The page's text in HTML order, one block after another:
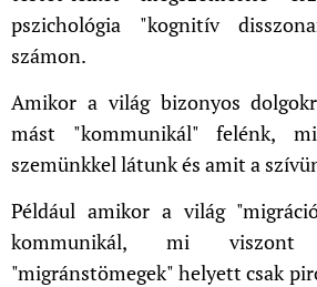
pszichológia "kognitív
számon.
Amikor a világ bizonyos
mást "kommunikál" felénk,
szemünkkel látunk és amit a
Például amikor a világ
kommunikál, mi
"migránstömegek" helyett csak